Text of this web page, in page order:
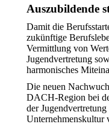
Auszubildende
Damit die
zukünftige
Vermittlung von
Jugendvertretung
harmonisches
Die neuen
DACH-Region bei
der
Unternehmenskultur